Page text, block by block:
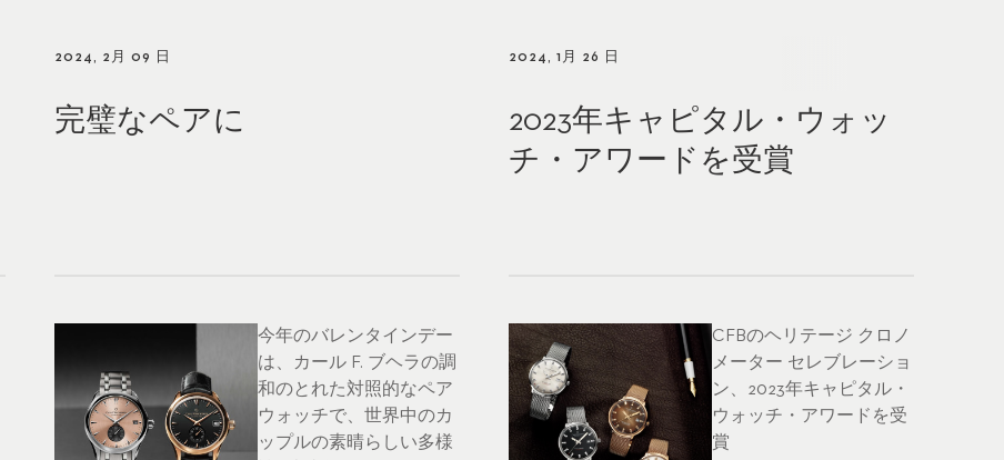
2024, 2月 09 日
完璧なペアに
今年のバレンタインデー
は、カール F. ブヘラの調
和のとれた対照的なペア
ウォッチで、世界中のカ
ップルの素晴らしい多様
2024, 1月 26 日
2023年キャピタル・ウォッ
チ・アワードを受賞
CFBのヘリテージ クロノ
メーター セレブレーショ
ン、2023年キャピタル・
ウォッチ・アワードを受
賞